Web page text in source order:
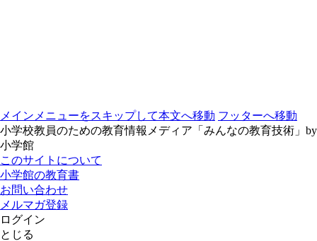
メインメニューをスキップして本文へ移動 フッターへ移動
小学校教員のための教育情報メディア「みんなの教育技術」by
小学館
このサイトについて
小学館の教育書
お問い合わせ
メルマガ登録
ログイン
とじる